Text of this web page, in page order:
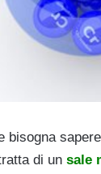
bisogna
di un sale